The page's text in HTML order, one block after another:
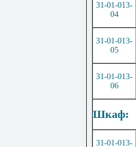
31-01-013-
04
31-01-013-
05
31-01-013-
06
Шкаф:
31-01-013-